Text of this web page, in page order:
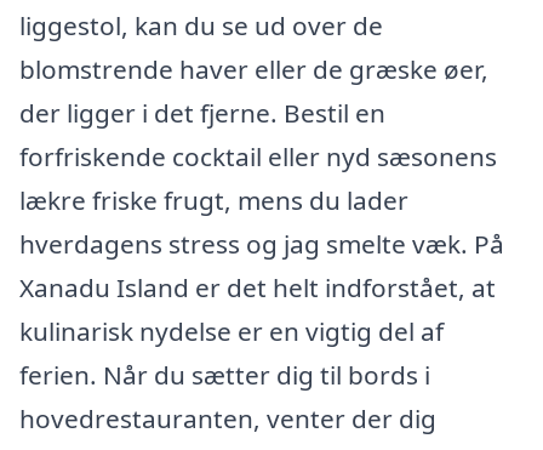
liggestol, kan du se ud over de
blomstrende haver eller de græske øer,
der ligger i det fjerne. Bestil en
forfriskende cocktail eller nyd sæsonens
lækre friske frugt, mens du lader
hverdagens stress og jag smelte væk. På
Xanadu Island er det helt indforstået, at
kulinarisk nydelse er en vigtig del af
ferien. Når du sætter dig til bords i
hovedrestauranten, venter der dig